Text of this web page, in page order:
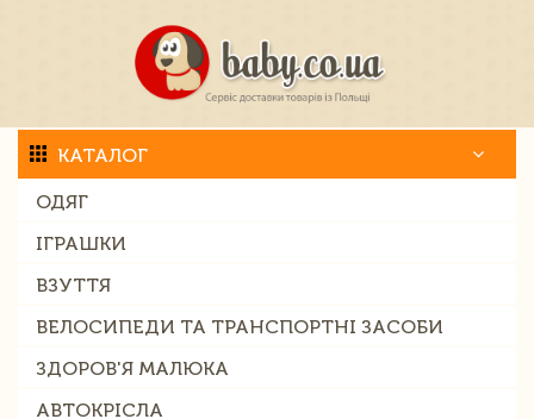
КАТАЛОГ
ОДЯГ
ІГРАШКИ
ВЗУТТЯ
ВЕЛОСИПЕДИ ТА ТРАНСПОРТНІ ЗАСОБИ
ЗДОРОВ'Я МАЛЮКА
АВТОКРІСЛА